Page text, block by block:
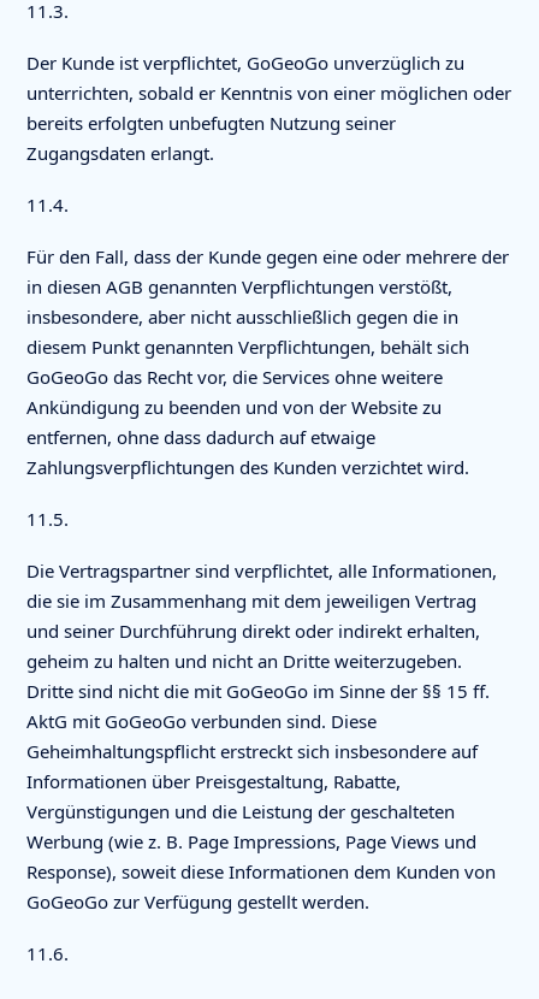
11.3.
Der Kunde ist verpflichtet, GoGeoGo unverzüglich zu
unterrichten, sobald er Kenntnis von einer möglichen oder
bereits erfolgten unbefugten Nutzung seiner
Zugangsdaten erlangt.
11.4.
Für den Fall, dass der Kunde gegen eine oder mehrere der
in diesen AGB genannten Verpflichtungen verstößt,
insbesondere, aber nicht ausschließlich gegen die in
diesem Punkt genannten Verpflichtungen, behält sich
GoGeoGo das Recht vor, die Services ohne weitere
Ankündigung zu beenden und von der Website zu
entfernen, ohne dass dadurch auf etwaige
Zahlungsverpflichtungen des Kunden verzichtet wird.
11.5.
Die Vertragspartner sind verpflichtet, alle Informationen,
die sie im Zusammenhang mit dem jeweiligen Vertrag
und seiner Durchführung direkt oder indirekt erhalten,
geheim zu halten und nicht an Dritte weiterzugeben.
Dritte sind nicht die mit GoGeoGo im Sinne der §§ 15 ff.
AktG mit GoGeoGo verbunden sind. Diese
Geheimhaltungspflicht erstreckt sich insbesondere auf
Informationen über Preisgestaltung, Rabatte,
Vergünstigungen und die Leistung der geschalteten
Werbung (wie z. B. Page Impressions, Page Views und
Response), soweit diese Informationen dem Kunden von
GoGeoGo zur Verfügung gestellt werden.
11.6.